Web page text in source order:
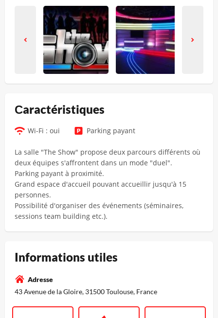
Сaractéristiques
Wi-Fi : oui Parking payant
La salle "The Show" propose deux parcours différents où
deux équipes s'affrontent dans un mode "duel".
Parking payant à proximité.
Grand espace d'accueil pouvant accueillir jusqu'à 15
personnes.
Possibilité d'organiser des événements (séminaires,
sessions team building etc.).
Informations utiles
Adresse
43 Avenue de la Gloire, 31500 Toulouse, France